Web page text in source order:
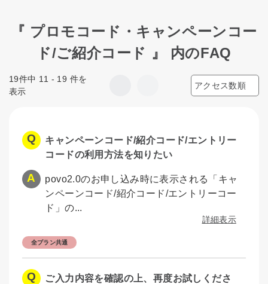
『 プロモコード・キャンペーンコー
ド/ご紹介コード 』 内のFAQ
19件中 11 - 19 件を
表示
キャンペーンコード/紹介コード/エントリー
コードの利用方法を知りたい
povo2.0のお申し込み時に表示される「キャ
ンペーンコード/紹介コード/エントリーコー
ド」の...
詳細表示
全プラン共通
ご入力内容を確認の上、再度お試しくださ